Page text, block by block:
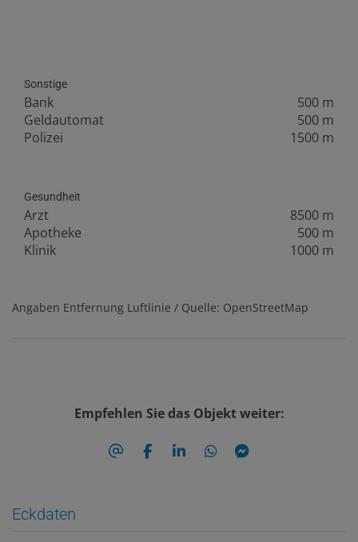
Sonstige
Bank
500 m
Geldautomat
500 m
Polizei
1500 m
Gesundheit
Arzt
8500 m
Apotheke
500 m
Klinik
1000 m
Angaben Entfernung Luftlinie / Quelle: OpenStreetMap
Empfehlen Sie das Objekt weiter:
Eckdaten